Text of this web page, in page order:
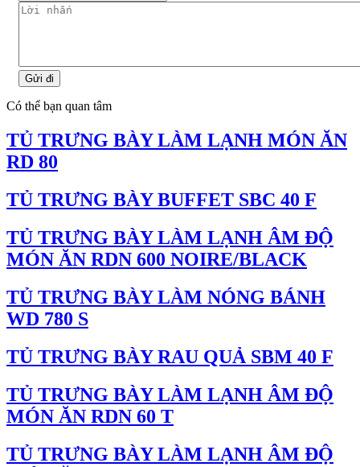
Gửi đi
Có thể bạn quan tâm
TỦ TRƯNG BÀY LÀM LẠNH MÓN ĂN
RD 80
TỦ TRƯNG BÀY BUFFET SBC 40 F
TỦ TRƯNG BÀY LÀM LẠNH ÂM ĐỘ
MÓN ĂN RDN 600 NOIRE/BLACK
TỦ TRƯNG BÀY LÀM NÓNG BÁNH
WD 780 S
TỦ TRƯNG BÀY RAU QUẢ SBM 40 F
TỦ TRƯNG BÀY LÀM LẠNH ÂM ĐỘ
MÓN ĂN RDN 60 T
TỦ TRƯNG BÀY LÀM LẠNH ÂM ĐỘ